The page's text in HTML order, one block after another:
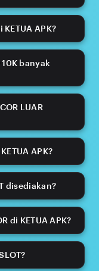
KETUA APK?
10K banyak
LUAR
APK?
disediakan?
di KETUA APK?